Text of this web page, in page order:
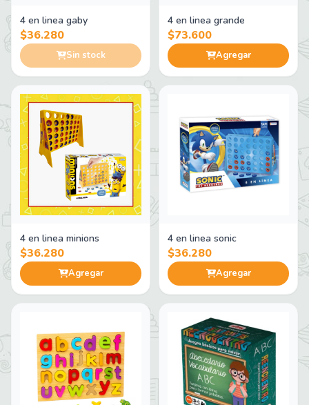
4 en linea gaby
$36.280
Sin stock
4 en linea grande
$73.600
Agregar
4 en linea minions
$36.280
Agregar
4 en linea sonic
$36.280
Agregar